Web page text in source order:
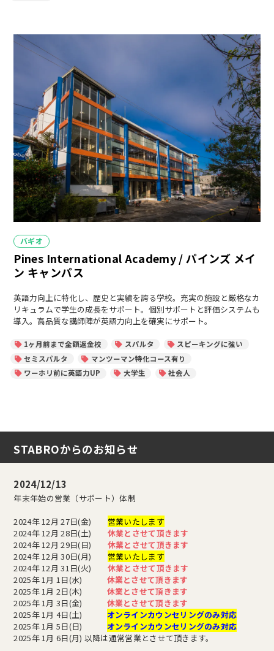
カ
テ
ゴ
リ
ー
バギオ
Pines International Academy / パインズ メイ
ン キャンパス
英語力向上に特化し、歴史と実績を誇る学校。充実の施設と厳格なカ
リキュラムで学生の成長をサポート。個別サポートと評価システムも
導入。高品質な講師陣が英語力向上を確実にサポート。
1ヶ月前まで全額返金校 スパルタ
スピーキングに強い
セミスパルタ
マンツーマン特化コース有り
ワーホリ前に英語力UP
大学生 社会人
STABROからのお知らせ
2024/12/13
年末年始の営業（サポート）体制
2024年 12月 27日(金) 営業いたします
2024年 12月 28日(土) 休業とさせて頂きます
2024年 12月 29日(日) 休業とさせて頂きます
2024年 12月 30日(月) 営業いたします
2024年 12月 31日(火) 休業とさせて頂きます
2025年 1月 1日(水) 休業とさせて頂きます
2025年 1月 2日(木) 休業とさせて頂きます
2025年 1月 3日(金) 休業とさせて頂きます
2025年 1月 4日(土) オンラインカウンセリングのみ対応
2025年 1月 5日(日) オンラインカウンセリングのみ対応
2025年 1月 6日(月) 以降は通常営業とさせて頂きます。